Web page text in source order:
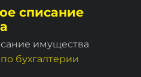
списание
имущества
по бухгалтерии